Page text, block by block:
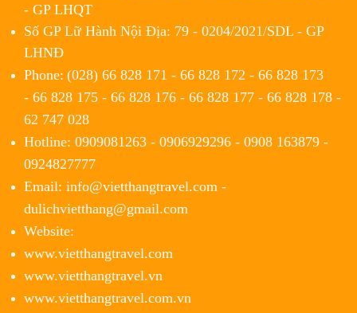
- GP LHQT
Số GP Lữ Hành Nội Địa: 79 - 0204/2021/SDL - GP
LHNĐ
Phone: (028) 66 828 171 - 66 828 172 - 66 828 173
- 66 828 175 - 66 828 176 - 66 828 177 - 66 828 178 -
62 747 028
Hotline: 0909081263 - 0906929296 - 0908 163879 -
0924827777
Email: info@vietthangtravel.com -
dulichvietthang@gmail.com
Website:
www.vietthangtravel.com
www.vietthangtravel.vn
www.vietthangtravel.com.vn